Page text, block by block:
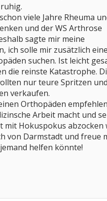
viele Jahre Rheuma
und der WS Arthrose
sagte mir meine
ich solle mir zusätzlich
suchen. Ist leicht
die reinste Katastrophe.
nur teure Spritzen
verkaufen.
Orthopäden
Arbeit macht und
mit Hokuspokus abzocken
von Darmstadt und freue
helfen könnte!